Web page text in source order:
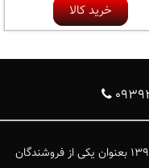
خرید کالا
فارماسی مایا کازمتیک مفتخر است که از سال ۱۳۹۸ بعنوان یکی از فروشندگان